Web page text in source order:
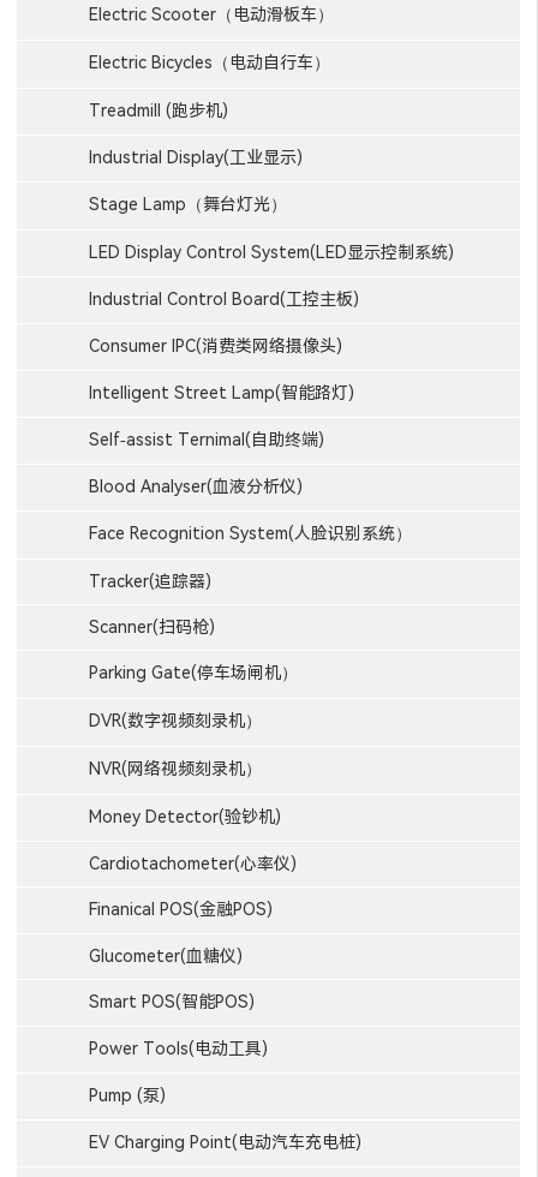
Electric Scooter（电动滑板车）
Electric Bicycles（电动自行车）
Treadmill (跑步机)
Industrial Display(工业显示)
Stage Lamp（舞台灯光）
LED Display Control System(LED显示控制系统)
Industrial Control Board(工控主板)
Consumer IPC(消费类网络摄像头)
Intelligent Street Lamp(智能路灯)
Self-assist Ternimal(自助终端)
Blood Analyser(血液分析仪)
Face Recognition System(人脸识别系统）
Tracker(追踪器)
Scanner(扫码枪)
Parking Gate(停车场闸机）
DVR(数字视频刻录机）
NVR(网络视频刻录机）
Money Detector(验钞机)
Cardiotachometer(心率仪)
Finanical POS(金融POS)
Glucometer(血糖仪)
Smart POS(智能POS)
Power Tools(电动工具)
Pump (泵)
EV Charging Point(电动汽车充电桩)